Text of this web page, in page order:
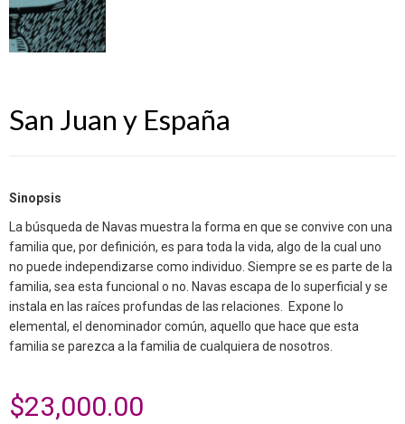
San Juan y España
Sinopsis
La búsqueda de Navas muestra la forma en que se convive con una
familia que, por definición, es para toda la vida, algo de la cual uno
no puede independizarse como individuo. Siempre se es parte de la
familia, sea esta funcional o no. Navas escapa de lo superficial y se
instala en las raíces profundas de las relaciones. Expone lo
elemental, el denominador común, aquello que hace que esta
familia se parezca a la familia de cualquiera de nosotros.
$23,000.00